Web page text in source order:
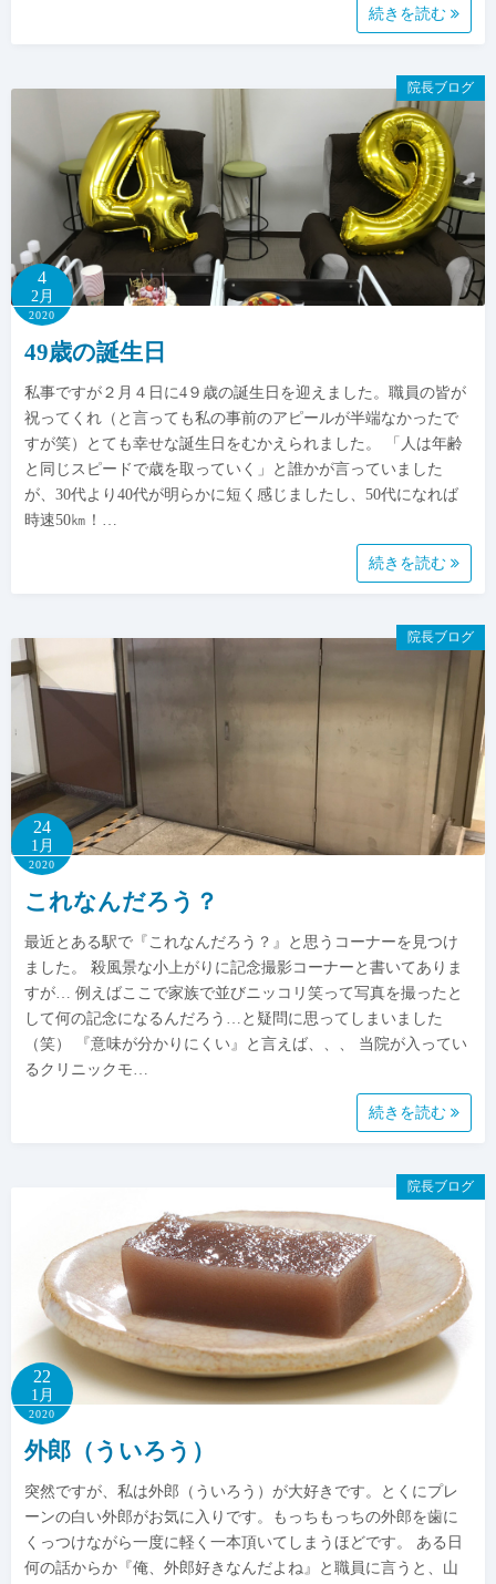
続きを読む
院長ブログ
4
2月
2020
49歳の誕生日
私事ですが２月４日に4９歳の誕生日を迎えました。職員の皆が
祝ってくれ（と言っても私の事前のアピールが半端なかったで
すが笑）とても幸せな誕生日をむかえられました。 「人は年齢
と同じスピードで歳を取っていく」と誰かが言っていました
が、30代より40代が明らかに短く感じましたし、50代になれば
時速50㎞！…
続きを読む
院長ブログ
24
1月
2020
これなんだろう？
最近とある駅で『これなんだろう？』と思うコーナーを見つけ
ました。 殺風景な小上がりに記念撮影コーナーと書いてありま
すが… 例えばここで家族で並びニッコリ笑って写真を撮ったと
して何の記念になるんだろう…と疑問に思ってしまいました
（笑） 『意味が分かりにくい』と言えば、、、 当院が入ってい
るクリニックモ…
続きを読む
院長ブログ
22
1月
2020
外郎（ういろう）
突然ですが、私は外郎（ういろう）が大好きです。とくにプレ
ーンの白い外郎がお気に入りです。もっちもっちの外郎を歯に
くっつけながら一度に軽く一本頂いてしまうほどです。 ある日
何の話からか『俺、外郎好きなんだよね』と職員に言うと、山